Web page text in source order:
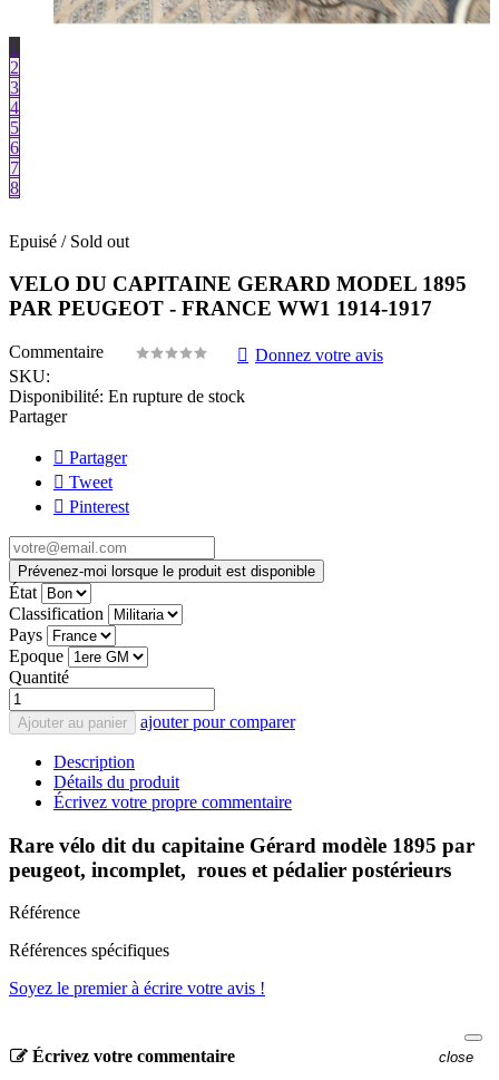
1
2
3
4
5
6
7
8
Epuisé / Sold out
VELO DU CAPITAINE GERARD MODEL 1895
PAR PEUGEOT - FRANCE WW1 1914-1917
Commentaire
Donnez votre avis
SKU:
Disponibilité: En rupture de stock
Partager
Partager
Tweet
Pinterest
Prévenez-moi lorsque le produit est disponible
État
Classification
Pays
Epoque
Quantité
Ajouter au panier ajouter pour comparer
Description
Détails du produit
Écrivez votre propre commentaire
Rare vélo dit du capitaine Gérard modèle 1895 par
peugeot, incomplet, roues et pédalier postérieurs
Référence
Références spécifiques
Soyez le premier à écrire votre avis !
Écrivez votre commentaire close